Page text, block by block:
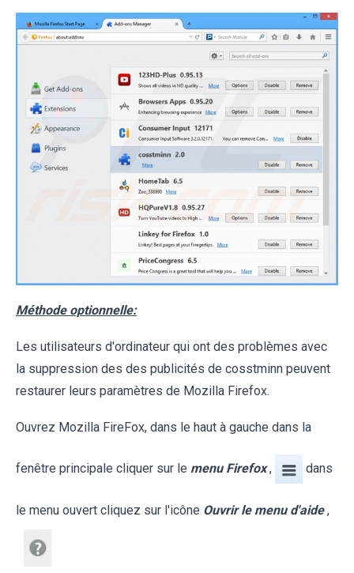
Méthode optionnelle:
Les utilisateurs d'ordinateur qui ont des problèmes avec
la suppression des des publicités de cosstminn peuvent
restaurer leurs paramètres de Mozilla Firefox.
Ouvrez Mozilla FireFox, dans le haut à gauche dans la
fenêtre principale cliquer sur le menu Firefox , dans
le menu ouvert cliquez sur l'icône Ouvrir le menu d'aide ,